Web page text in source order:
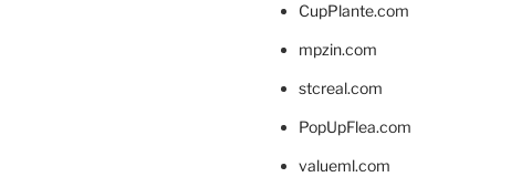
CupPlante.com
mpzin.com
stcreal.com
PopUpFlea.com
valueml.com